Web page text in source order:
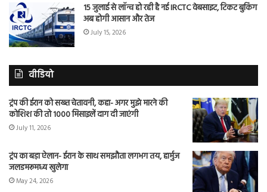
15 जुलाई से लॉन्च हो रही है नई IRCTC वेबसाइट, टिकट बुकिंग
अब होगी आसान और तेज
July 15, 2026
वीडियो
ट्रंप की ईरान को सख्त चेतावनी, कहा- अगर मुझे मारने की
कोशिश की तो 1000 मिसाइलें दाग दी जाएंगी
July 11, 2026
ट्रंप का बड़ा ऐलान- ईरान के साथ समझौता लगभग तय, हार्मुज
जलडमरूमध्य खुलेगा
May 24, 2026